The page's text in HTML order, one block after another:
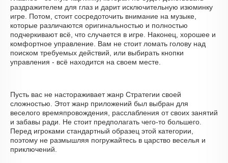
раздражителем для глаз и дарит исключительную изюминку
игре. Потом, стоит сосредоточить внимание на музыке,
которые различаются оригинальностью и полностью
подчеркивают всё, что случается в игре. Наконец, хорошее и
комфортное управление. Вам не стоит ломать голову над
поиском требуемых действий, или выбирать кнопки
управления - всё находится на своем месте.
Пусть вас не настораживает жанр Стратегии своей
сложностью. Этот жанр приложений был выбран для
веселого времяпровождения, расслабления от своих занятий
и забавы ради. Не стоит предполагать чего-то большего.
Перед игроками стандартный образец этой категории,
поэтому не размышляя погружайтесь в царство веселья и
приключений.